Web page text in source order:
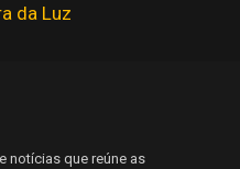
da Luz
notícias que reúne as